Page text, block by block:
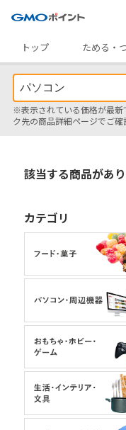
トップ
ためる・
※表示されている価格が最新
ク先の商品詳細ページでご確
該当する商品があり
カテゴリ